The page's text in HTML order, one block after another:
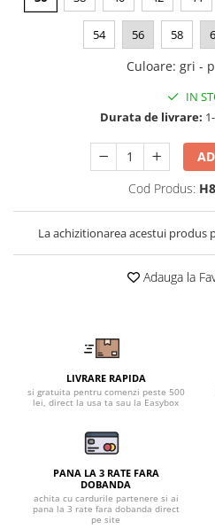
Veste de lucru
Impermeabila
Combinezoane de lucru
Costume de ploaie impermeabile
Pantaloni impermeabili
Veste de lucru
Industria alimentara
Manecute
Pentru sudura
Jachete pentru sudura
Pantaloni de protectie
Pantaloni de lucru cu pieptar
Veste de lucru
Pentru femei
54 56 58
Culoare: gri -
IN
Durata de livrare:
Cod Produs:
La achizitionarea acestui produs
Adauga la
LIVRARE RAPIDA
si gratuita pentru comenzi peste 500
lei, direct la usa ta sau la Easybox
PANA LA 3 RATE FARA
DOBANDA
achita cu cardurile partenere si ai
pana la 3 rate fara dobanda direct
pe site